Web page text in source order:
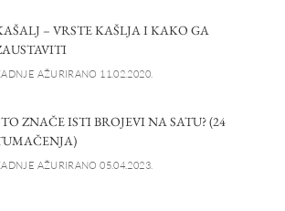
– VRSTE KAŠLJA I KAKO GA
AŽURIRANO 11.02.2020.
ZNAČE ISTI BROJEVI NA SATU? (24
AŽURIRANO 05.04.2023.